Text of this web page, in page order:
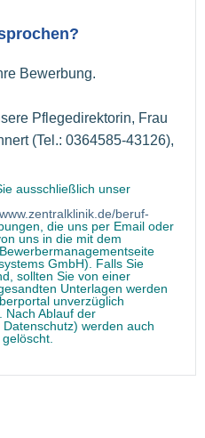
Bewerbung.
Pflegedirektorin, Frau
(Tel.: 0364585-43126),
ausschließlich unser
beruf-
die uns per Email oder
uns in die mit dem
GmbH). Falls Sie
sollten Sie von einer
Unterlagen werden
unverzüglich
Nach Ablauf der
werden auch